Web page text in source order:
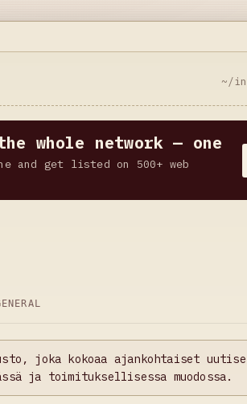
~/
whole network — one
and get listed on 500+ web
joka kokoaa ajankohtaiset
ja toimituksellisessa muodossa.